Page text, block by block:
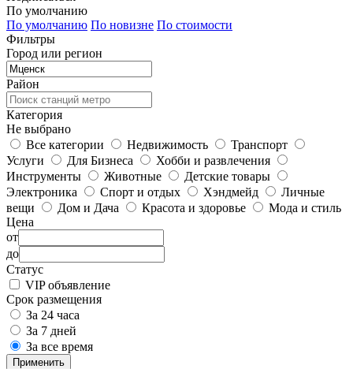
По умолчанию
По умолчанию По новизне По стоимости
Фильтры
Город или регион
Район
Категория
Не выбрано
Все категории
Недвижимость
Транспорт
Услуги
Для Бизнеса
Хобби и развлечения
Инструменты
Животные
Детские товары
Электроника
Спорт и отдых Хэндмейд
Личные
вещи
Дом и Дача Красота и здоровье
Мода и стиль
Цена
от
до
Статус
VIP объявление
Срок размещения
За 24 часа
За 7 дней
За все время
Применить